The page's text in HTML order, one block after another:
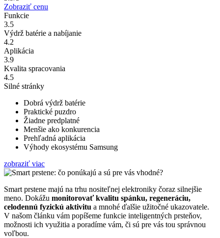
Zobraziť cenu
Funkcie
3.5
Výdrž batérie a nabíjanie
4.2
Aplikácia
3.9
Kvalita spracovania
4.5
Silné stránky
Dobrá výdrž batérie
Praktické puzdro
Žiadne predplatné
Menšie ako konkurencia
Prehľadná aplikácia
Výhody ekosystému Samsung
zobraziť viac
Smart prstene majú na trhu nositeľnej elektroniky čoraz silnejšie
meno. Dokážu monitorovať kvalitu spánku, regeneráciu,
celodennú fyzickú aktivitu a mnohé ďalšie užitočné ukazovatele.
V našom článku vám popíšeme funkcie inteligentných prsteňov,
možnosti ich využitia a poradíme vám, či sú pre vás tou správnou
voľbou.